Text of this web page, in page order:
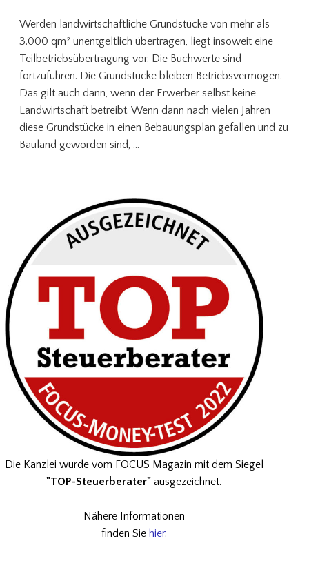
Werden landwirtschaftliche Grundstücke von mehr als
3.000 qm² unentgeltlich übertragen, liegt insoweit eine
Teilbetriebsübertragung vor. Die Buchwerte sind
fortzuführen. Die Grundstücke bleiben Betriebsvermögen.
Das gilt auch dann, wenn der Erwerber selbst keine
Landwirtschaft betreibt. Wenn dann nach vielen Jahren
diese Grundstücke in einen Bebauungsplan gefallen und zu
Bauland geworden sind, …
Die Kanzlei wurde vom FOCUS Magazin mit dem Siegel
"TOP-Steuerberater" ausgezeichnet.
Nähere Informationen
finden Sie hier.